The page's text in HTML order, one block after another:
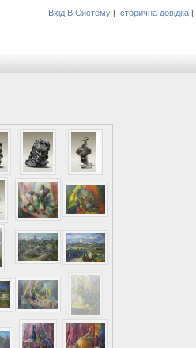
Вхід В Систему | Історична довідка |